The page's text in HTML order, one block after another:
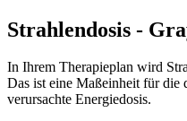
Strahlendosis -
In Ihrem Therapieplan wird
Das ist eine Maßeinheit für die
verursachte Energiedosis.